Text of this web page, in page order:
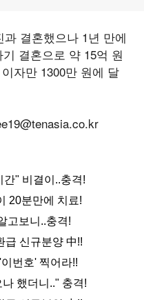
결혼했으나 1년 만에
결혼으로 약 15억 원
자만 1300만 원에 달